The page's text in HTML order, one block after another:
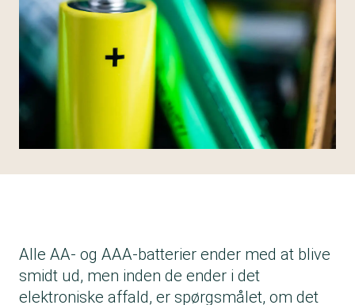
Alle AA- og AAA-batterier ender med at blive
smidt ud, men inden de ender i det
elektroniske affald, er spørgsmålet, om det